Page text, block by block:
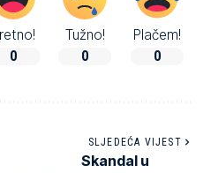
0
Tužno!
0
Plačem!
0
SLJEDEĆA VIJEST
Skandal u